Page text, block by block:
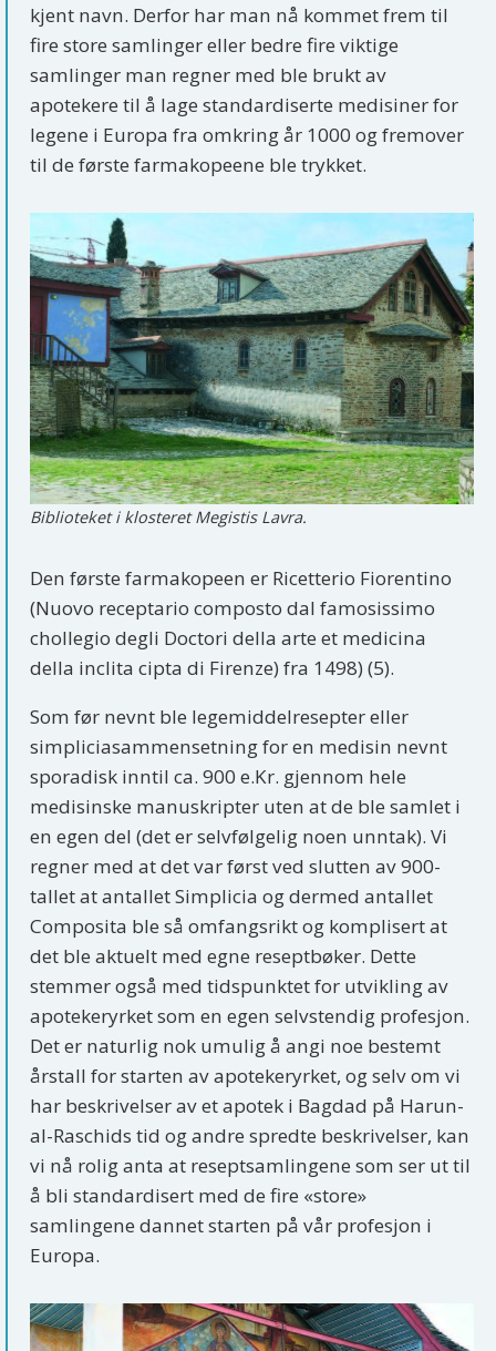
kjent navn. Derfor har man nå kommet frem til
fire store samlinger eller bedre fire viktige
samlinger man regner med ble brukt av
apotekere til å lage standardiserte medisiner for
legene i Europa fra omkring år 1000 og fremover
til de første farmakopeene ble trykket.
Biblioteket i klosteret Megistis Lavra.
Den første farmakopeen er Ricetterio Fiorentino
(Nuovo receptario composto dal famosissimo
chollegio degli Doctori della arte et medicina
della inclita cipta di Firenze) fra 1498) (5).
Som før nevnt ble legemiddelresepter eller
simpliciasammensetning for en medisin nevnt
sporadisk inntil ca. 900 e.Kr. gjennom hele
medisinske manuskripter uten at de ble samlet i
en egen del (det er selvfølgelig noen unntak). Vi
regner med at det var først ved slutten av 900-
tallet at antallet Simplicia og dermed antallet
Composita ble så omfangsrikt og komplisert at
det ble aktuelt med egne reseptbøker. Dette
stemmer også med tidspunktet for utvikling av
apotekeryrket som en egen selvstendig profesjon.
Det er naturlig nok umulig å angi noe bestemt
årstall for starten av apotekeryrket, og selv om vi
har beskrivelser av et apotek i Bagdad på Harun-
al-Raschids tid og andre spredte beskrivelser, kan
vi nå rolig anta at reseptsamlingene som ser ut til
å bli standardisert med de fire «store»
samlingene dannet starten på vår profesjon i
Europa.